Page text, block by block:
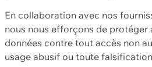
En collaboration avec nos
nous nous efforçons de protéger
données contre tout accès non
usage abusif ou toute